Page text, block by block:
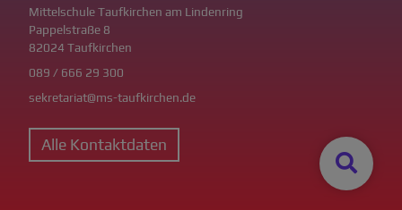
Mittelschule Taufkirchen am Lindenring
Pappelstraße 8
82024 Taufkirchen
089 / 666 29 300
sekretariat@ms-taufkirchen.de
Alle Kontaktdaten